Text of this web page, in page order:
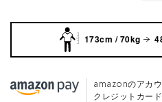
173cm / 70kg
amazonのアカウ
クレジットカー